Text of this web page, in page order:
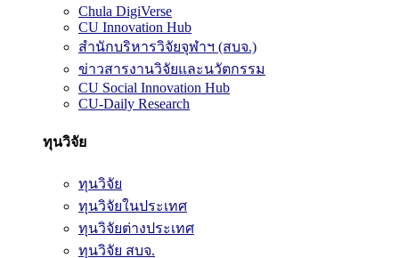
Chula DigiVerse
CU Innovation Hub
สำนักบริหารวิจัยจุฬาฯ (สบจ.)
ข่าวสารงานวิจัยและนวัตกรรม
CU Social Innovation Hub
CU-Daily Research
ทุนวิจัย
ทุนวิจัย
ทุนวิจัยในประเทศ
ทุนวิจัยต่างประเทศ
ทุนวิจัย สบจ.